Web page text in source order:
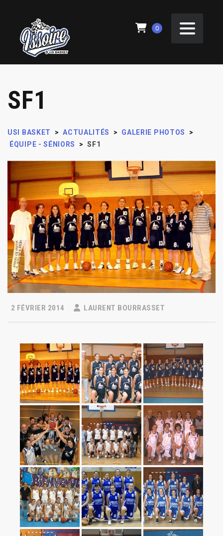
0
SF1
USI BASKET > ACTUALITÉS > GALERIE PHOTOS
>
ÉQUIPE - SÉNIORS
> SF1
2 FÉVRIER 2014 LAURENT BOURRASSET